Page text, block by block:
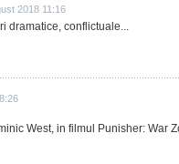
2018 11:16
dramatice, conflictuale...
West, in filmul Punisher: War